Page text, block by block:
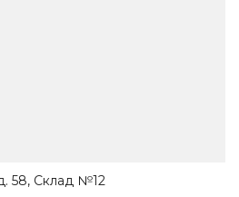
58, Склад №12